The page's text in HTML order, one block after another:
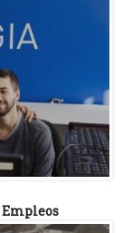
Empleos